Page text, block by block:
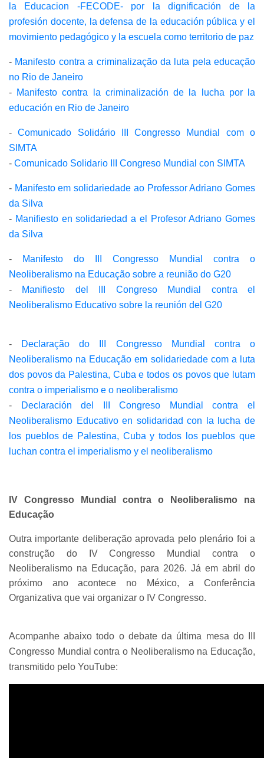
la Educacion -FECODE- por la dignificación de la
profesión docente, la defensa de la educación pública y el
movimiento pedagógico y la escuela como territorio de paz
- Manifesto contra a criminalização da luta pela educação
no Rio de Janeiro
- Manifesto contra la criminalización de la lucha por la
educación en Rio de Janeiro
-Comunicado Solidário III Congresso Mundial com o
SIMTA
- Comunicado Solidario III Congreso Mundial con SIMTA
- Manifesto em solidariedade ao Professor Adriano Gomes
da Silva
- Manifiesto en solidariedad a el Profesor Adriano Gomes
da Silva
-
Manifesto do III Congresso Mundial contra o
Neoliberalismo na Educação sobre a reunião do G20
- Manifiesto del III Congreso Mundial contra el
Neoliberalismo Educativo sobre la reunión del G20
-
Declaração do III Congresso Mundial contra o
Neoliberalismo na Educação em solidariedade com a luta
dos povos da Palestina, Cuba e todos os povos que lutam
contra o imperialismo e o neoliberalismo
-
Declaración del III Congreso Mundial contra el
Neoliberalismo Educativo en solidaridad con la lucha de
los pueblos de Palestina, Cuba y todos los pueblos que
luchan contra el imperialismo y el neoliberalismo
IV Congresso Mundial contra o Neoliberalismo na
Educação
Outra importante deliberação aprovada pelo plenário foi a
construção do IV Congresso Mundial contra o
Neoliberalismo na Educação, para 2026. Já em abril do
próximo ano acontece no México, a Conferência
Organizativa que vai organizar o IV Congresso.
Acompanhe abaixo todo o debate da última mesa do III
Congresso Mundial contra o Neoliberalismo na Educação,
transmitido pelo YouTube: